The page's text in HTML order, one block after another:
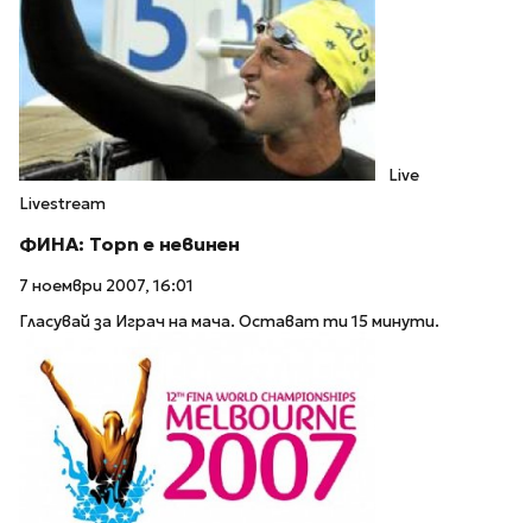
Live
Livestream
ФИНА: Торп е невинен
7 ноември 2007, 16:01
Гласувай за Играч на мача. Остават ти 15 минути.